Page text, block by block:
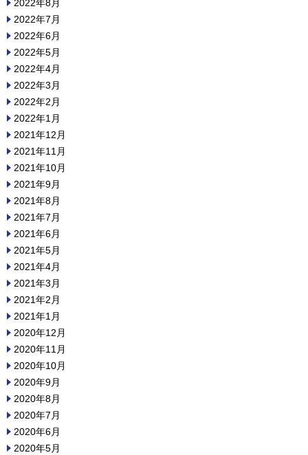
2022年8月
2022年7月
2022年6月
2022年5月
2022年4月
2022年3月
2022年2月
2022年1月
2021年12月
2021年11月
2021年10月
2021年9月
2021年8月
2021年7月
2021年6月
2021年5月
2021年4月
2021年3月
2021年2月
2021年1月
2020年12月
2020年11月
2020年10月
2020年9月
2020年8月
2020年7月
2020年6月
2020年5月